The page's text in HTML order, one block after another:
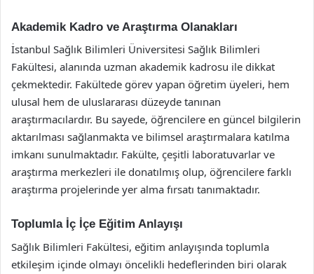
Akademik Kadro ve Araştırma Olanakları
İstanbul Sağlık Bilimleri Üniversitesi Sağlık Bilimleri
Fakültesi, alanında uzman akademik kadrosu ile dikkat
çekmektedir. Fakültede görev yapan öğretim üyeleri, hem
ulusal hem de uluslararası düzeyde tanınan
araştırmacılardır. Bu sayede, öğrencilere en güncel bilgilerin
aktarılması sağlanmakta ve bilimsel araştırmalara katılma
imkanı sunulmaktadır. Fakülte, çeşitli laboratuvarlar ve
araştırma merkezleri ile donatılmış olup, öğrencilere farklı
araştırma projelerinde yer alma fırsatı tanımaktadır.
Toplumla İç İçe Eğitim Anlayışı
Sağlık Bilimleri Fakültesi, eğitim anlayışında toplumla
etkileşim içinde olmayı öncelikli hedeflerinden biri olarak